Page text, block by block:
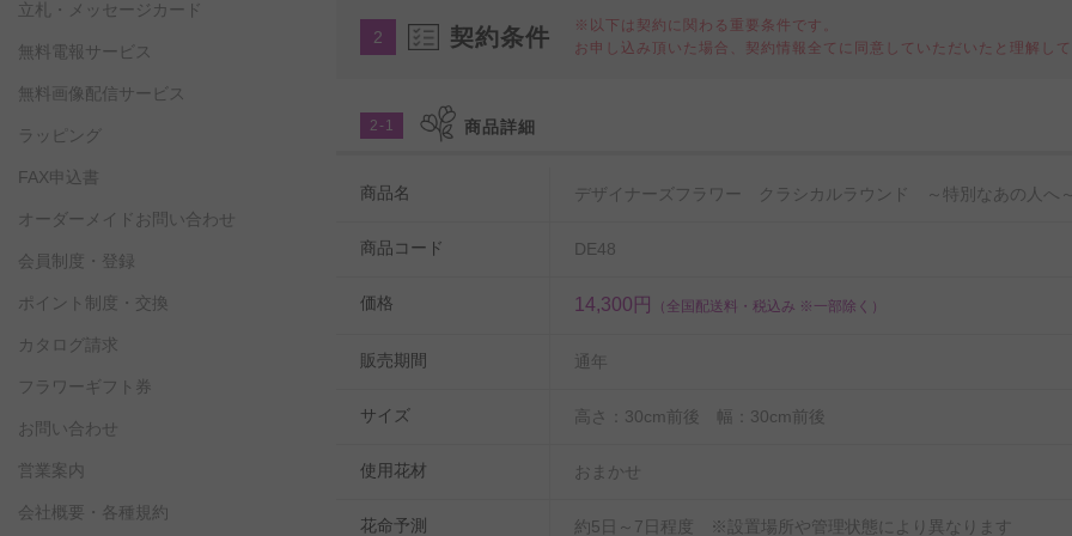
2 契約条件
※以下は契約に関わる重要条件です。
お申し込み頂いた場合、契約情報全てに同意していただいたと理解し
2-1 商品詳細
商品名 デザイナーズフラワー クラシカルラウンド ～特別なあの人へ～
商品コード DE48
価格 14,300円 （全国配送料・税込み ※一部除く）
販売期間 通年
サイズ 高さ：30cm前後 幅：30cm前後
使用花材 おまかせ
花命予測 約5日～7日程度 ※設置場所や管理状態により異なります
立札・メッセージカード
無料電報サービス
無料画像配信サービス
ラッピング
FAX申込書
オーダーメイドお問い合わせ
会員制度・登録
ポイント制度・交換
カタログ請求
フラワーギフト券
お問い合わせ
営業案内
会社概要・各種規約